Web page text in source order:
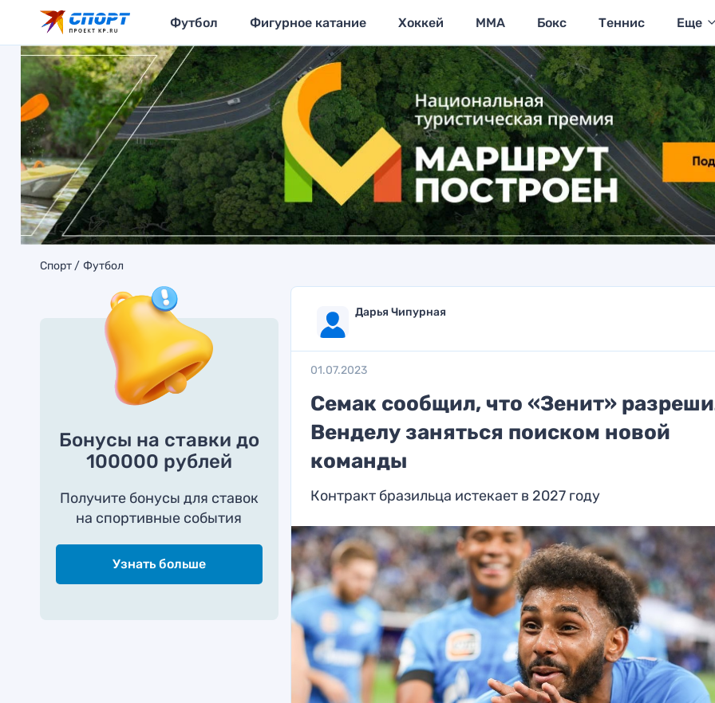
Футбол Фигурное катание Хоккей MMA Бокс Теннис Еще
Спорт Футбол
Бонусы на ставки до
100000 рублей
Получите бонусы для ставок
на спортивные события
Узнать больше
Дарья Чипурная
01.07.2023
Семак сообщил, что «Зенит»
Венделу заняться поиском новой
команды
Контракт бразильца истекает в 2027 году